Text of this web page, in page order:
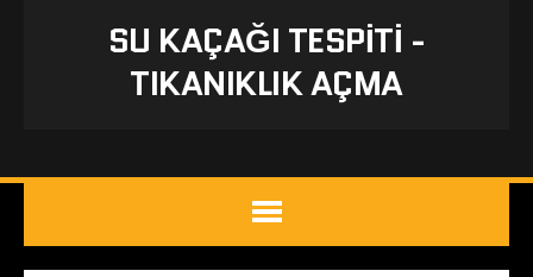
SU KAÇAĞI TESPITI -
TIKANIKLIK AÇMA